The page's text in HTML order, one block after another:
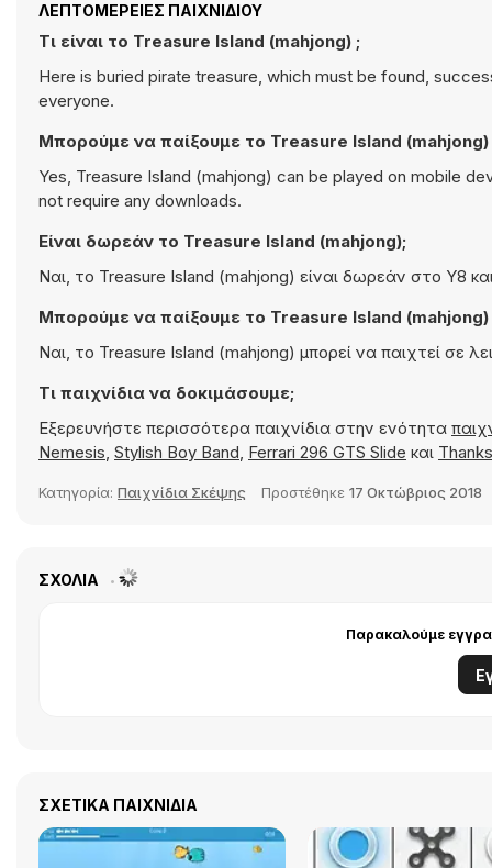
ΛΕΠΤΟΜΈΡΕΙΕΣ ΠΑΙΧΝΙΔΙΟΎ
Τι είναι το Treasure Island (mahjong) ;
Here is buried pirate treasure, which must be found,
everyone.
Μπορούμε να παίξουμε το Treasure Island (mahjong)
Yes, Treasure Island (mahjong) can be played on mobile
not require any downloads.
Είναι δωρεάν το Treasure Island (mahjong);
Ναι, το Treasure Island (mahjong) είναι δωρεάν στο Y8
Μπορούμε να παίξουμε το Treasure Island
Ναι, το Treasure Island (mahjong) μπορεί να παιχτεί σε
Τι παιχνίδια να δοκιμάσουμε;
Εξερευνήστε περισσότερα παιχνίδια στην ενότητα
Nemesis, Stylish Boy Band, Ferrari 296 GTS Slide και
Κατηγορία: Παιχνίδια Σκέψης Προστέθηκε 17 Οκτώβριος 2018
ΣΧΌΛΙΑ
Παρακαλούμε
ΣΧΕΤΙΚΆ ΠΑΙΧΝΊΔΙΑ